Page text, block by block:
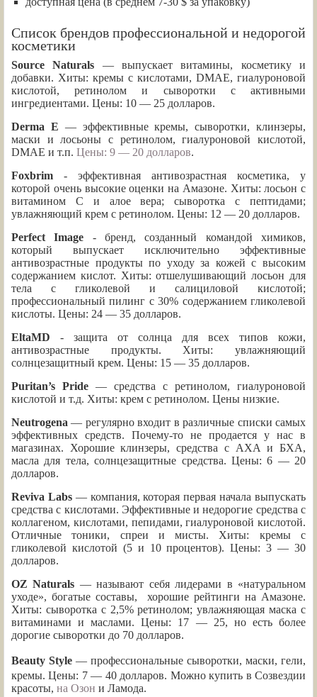
Список брендов профессиональной и недорогой
косметики
Source Naturals — выпускает витамины, косметику и
добавки. Хиты: кремы с кислотами, DMAE, гиалуроновой
кислотой, ретинолом и сыворотки с активными
ингредиентами. Цены: 10 — 25 долларов.
Derma E — эффективные кремы, сыворотки, клинзеры,
маски и лосьоны с ретинолом, гиалуроновой кислотой,
DMAE и т.п. Цены: 9 — 20 долларов.
Foxbrim - эффективная антивозрастная косметика, у
которой очень высокие оценки на Амазоне. Хиты: лосьон с
витамином С и алое вера; сыворотка с пептидами;
увлажняющий крем с ретинолом. Цены: 12 — 20 долларов.
Perfect Image - бренд, созданный командой химиков,
который выпускает исключительно эффективные
антивозрастные продукты по уходу за кожей с высоким
содержанием кислот. Хиты: отшелушивающий лосьон для
тела с гликолевой и салициловой кислотой;
профессиональный пилинг с 30% содержанием гликолевой
кислоты. Цены: 24 — 35 долларов.
EltaMD - защита от солнца для всех типов кожи,
антивозрастные продукты. Хиты: увлажняющий
солнцезащитный крем. Цены: 15 — 35 долларов.
Puritan’s Pride — средства с ретинолом, гиалуроновой
кислотой и т.д. Хиты: крем с ретинолом. Цены низкие.
Neutrogena — регулярно входит в различные списки самых
эффективных средств. Почему-то не продается у нас в
магазинах. Хорошие клинзеры, средства с АХА и БХА,
масла для тела, солнцезащитные средства. Цены: 6 — 20
долларов.
Reviva Labs— компания, которая первая начала выпускать
средства с кислотами. Эффективные и недорогие средства с
коллагеном, кислотами, пепидами, гиалуроновой кислотой.
Отличные тоники, спреи и мисты. Хиты: кремы с
гликолевой кислотой (5 и 10 процентов). Цены: 3 — 30
долларов.
OZ Naturals — называют себя лидерами в «натуральном
уходе», богатые составы, хорошие рейтинги на Амазоне.
Хиты: сыворотка с 2,5% ретинолом; увлажняющая маска с
витаминами и маслами. Цены: 17 — 25, но есть более
дорогие сыворотки до 70 долларов.
Beauty Style — профессиональные сыворотки, маски, гели,
кремы. Цены: 7 — 40 долларов. Можно купить в Созвездии
красоты, на Озон и Ламода.